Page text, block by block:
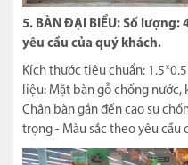
5. BÀN ĐẠI BIỂU: Số lượng:
yêu cầu của quý khách.
Kích thước tiêu chuẩn:
liệu: Mặt bàn gỗ chống nước,
Chân bàn gắn đến cao su
trọng - Màu sắc theo yêu cầu